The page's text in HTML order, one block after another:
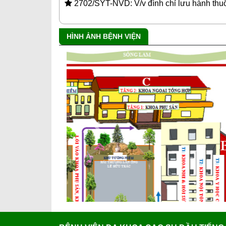
2702/SYT-NVD: V/v đình chỉ lưu hành
HÌNH ẢNH BỆNH VIỆN
Previous
BỆNH VIỆN ĐA KHOA CAO SU DẦU TIẾNG
Địa chỉ: 228 Hùng Vương, Ấp Sân Bay, xã